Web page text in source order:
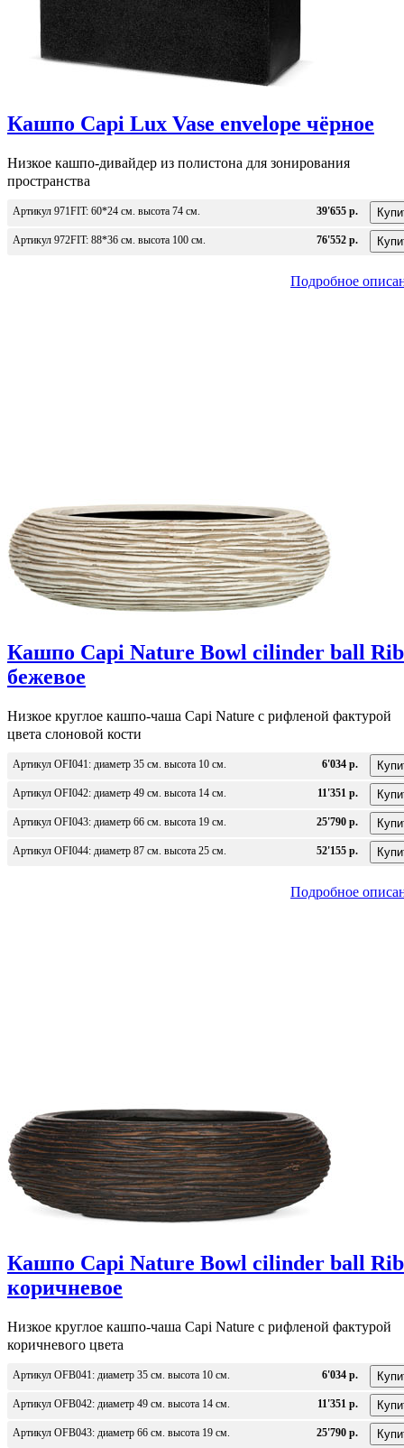
Кашпо Capi Lux Vase envelope чёрное
Низкое кашпо-дивайдер из полистона для зонирования
пространства
Артикул 971FIT: 60*24 см. высота 74 см. 39'655 р.
Артикул 972FIT: 88*36 см. высота 100 см. 76'552 р.
Подробное
Кашпо Capi Nature Bowl cilinder ball Rib
бежевое
Низкое круглое кашпо-чаша Capi Nature c рифленой фактурой
цвета слоновой кости
Артикул OFI041: диаметр 35 см. высота 10 см. 6'034 р.
Артикул OFI042: диаметр 49 см. высота 14 см. 11'351 р.
Артикул OFI043: диаметр 66 см. высота 19 см. 25'790 р.
Артикул OFI044: диаметр 87 см. высота 25 см. 52'155 р.
Подробное
Кашпо Capi Nature Bowl cilinder ball Rib
коричневое
Низкое круглое кашпо-чаша Capi Nature c рифленой фактурой
коричневого цвета
Артикул OFB041: диаметр 35 см. высота 10 см. 6'034 р.
Артикул OFB042: диаметр 49 см. высота 14 см. 11'351 р.
Артикул OFB043: диаметр 66 см. высота 19 см. 25'790 р.